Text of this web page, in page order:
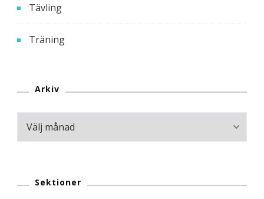
Tävling
Träning
Arkiv
Sektioner